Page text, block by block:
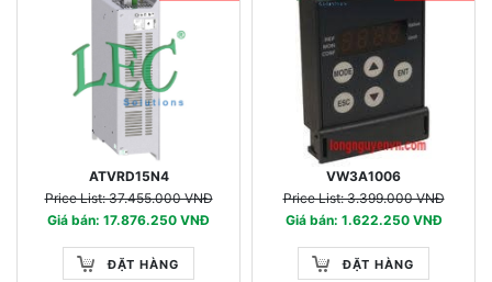
ATVRD15N4
Price List: 37.455.000 VNĐ
Giá bán: 17.876.250 VNĐ
ĐẶT HÀNG
VW3A1006
Price List: 3.399.000 VNĐ
Giá bán: 1.622.250 VNĐ
ĐẶT HÀNG